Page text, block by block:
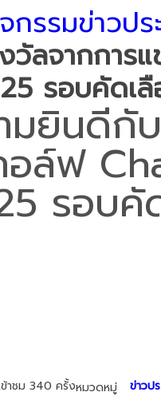
กรรมข่าวป
งวัลจากกา
รอบคัดเลื
ยินดีกั
อล์ฟ
รอบคั
ข้าชม 340 ครั้งหมวดหมู่ ข่าวป